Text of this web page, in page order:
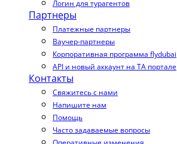
Логин для турагентов
Партнеры
Платежные партнеры
Ваучер-партнеры
Корпоративная программа flydubai
API и новый аккаунт на TA портале
Контакты
Свяжитесь с нами
Напишите нам
Помощь
Часто задаваемые вопросы